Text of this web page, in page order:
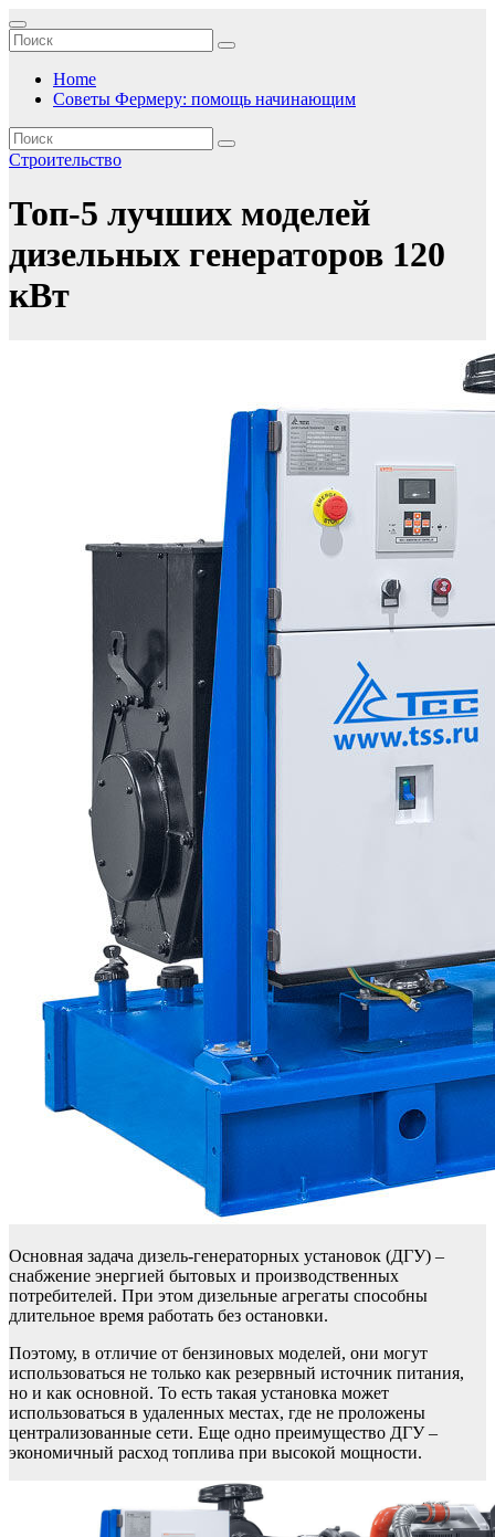
Перейти
к
содержимому
Home
Советы Фермеру: помощь начинающим
Строительство
Топ-5 лучших моделей
дизельных генераторов 120
кВт
Основная задача дизель-генераторных установок (ДГУ) –
снабжение энергией бытовых и производственных
потребителей. При этом дизельные агрегаты способны
длительное время работать без остановки.
Поэтому, в отличие от бензиновых моделей, они могут
использоваться не только как резервный источник питания,
но и как основной. То есть такая установка может
использоваться в удаленных местах, где не проложены
централизованные сети. Еще одно преимущество ДГУ –
экономичный расход топлива при высокой мощности.